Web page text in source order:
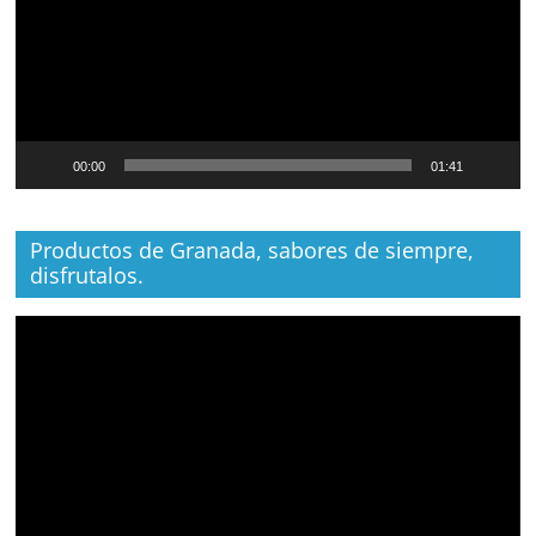
00:00 01:41
Productos de Granada, sabores de siempre,
disfrutalos.